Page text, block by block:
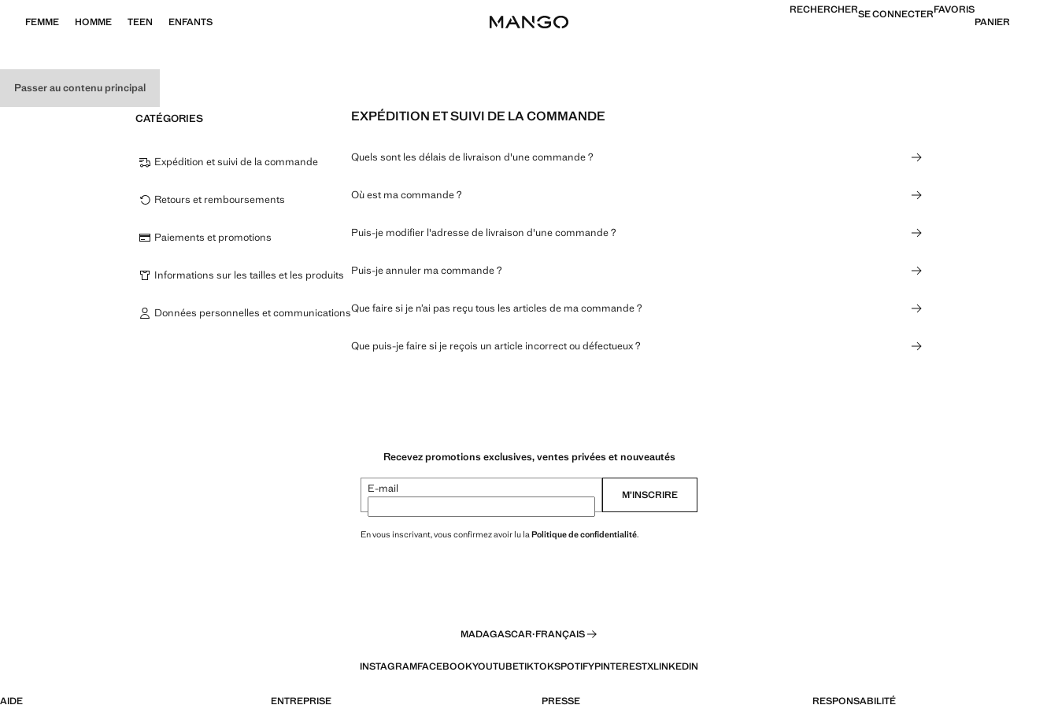
Passer au contenu principal
FEMME HOMME TEEN ENFANTS
RECHERCHERSE CONNECTERFAVORIS
PANIER
EXPÉDITION ET SUIVI DE LA COMMANDE
Quels sont les délais de livraison d'une commande ?
Où est ma commande ?
Puis-je modifier l'adresse de livraison d'une commande ?
Puis-je annuler ma commande ?
Que faire si je n’ai pas reçu tous les articles de ma commande ?
Que puis-je faire si je reçois un article incorrect ou défectueux ?
CATÉGORIES
Expédition et suivi de la commande
Retours et remboursements
Paiements et promotions
Informations sur les tailles et les produits
Données personnelles et communications
Recevez promotions exclusives, ventes privées et nouveautés
E-mail M’INSCRIRE
En vous inscrivant, vous confirmez avoir lu la Politique de confidentialité.
MADAGASCAR·FRANÇAIS
INSTAGRAMFACEBOOKYOUTUBETIKTOKSPOTIFYPINTERESTXLINKEDIN
AIDE ENTREPRISE PRESSE RESPONSABILITÉ